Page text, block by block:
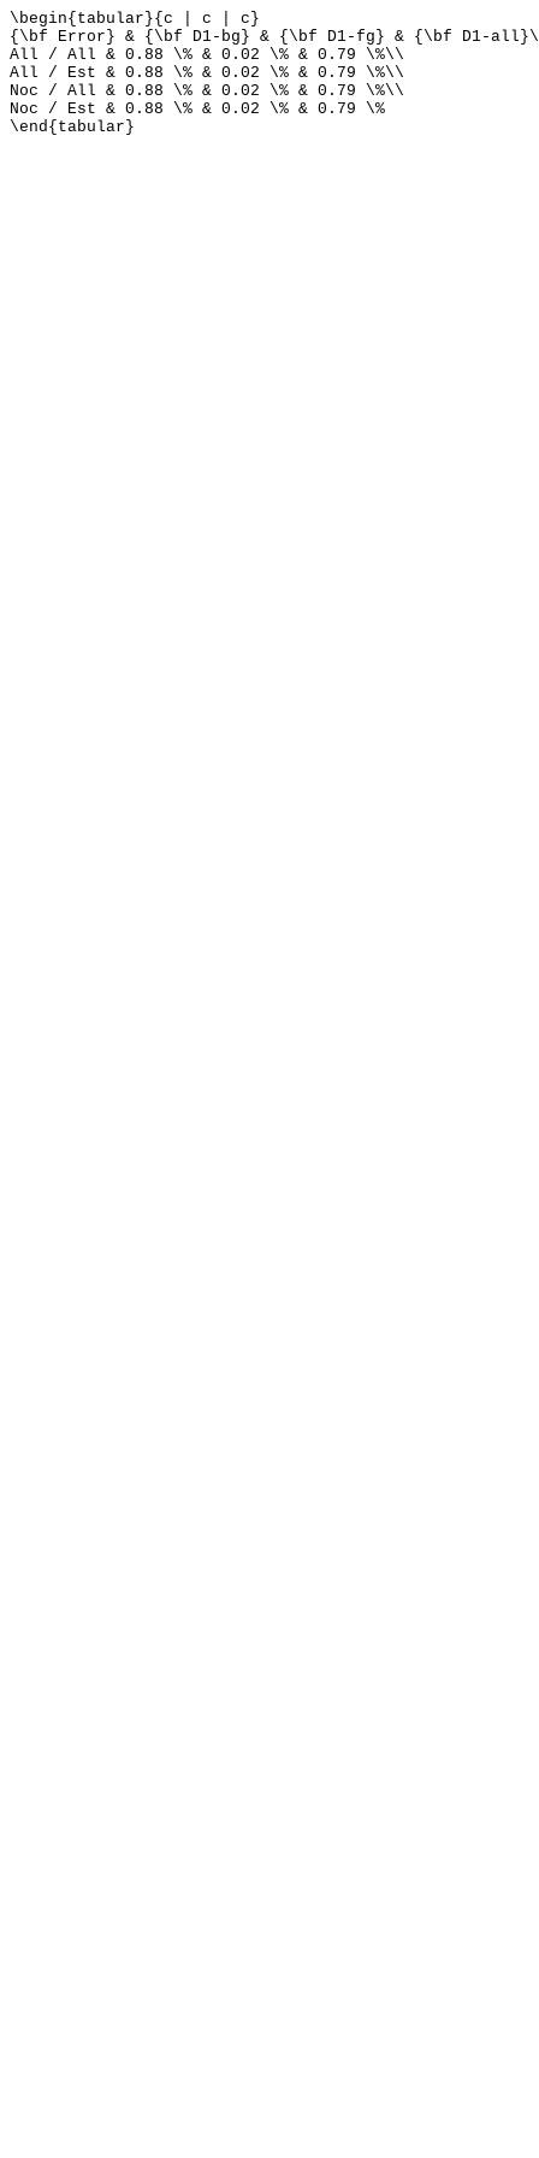
\begin{tabular}{c | c | c}
{\bf Error} & {\bf D1-bg} & {\bf D1-fg} & {\bf D1-
All / All & 0.88 \% & 0.02 \% & 0.79 \%\\
All / Est & 0.88 \% & 0.02 \% & 0.79 \%\\
Noc / All & 0.88 \% & 0.02 \% & 0.79 \%\\
Noc / Est & 0.88 \% & 0.02 \% & 0.79 \%
\end{tabular}